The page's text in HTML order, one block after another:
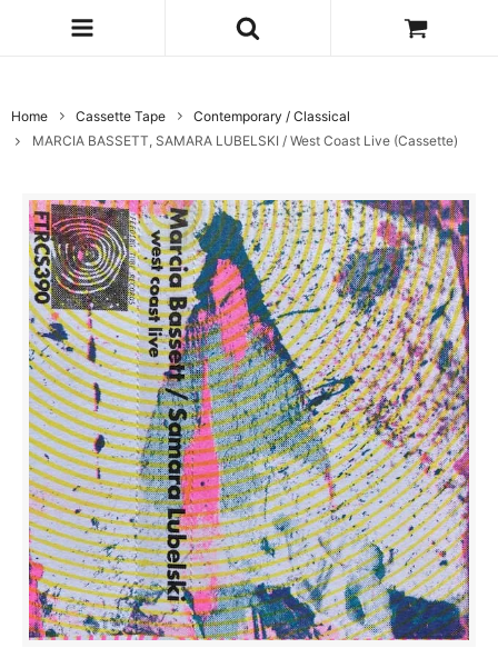
Home Cassette Tape
Contemporary / Classical
MARCIA BASSETT, SAMARA LUBELSKI / West Coast Live (Cassette)